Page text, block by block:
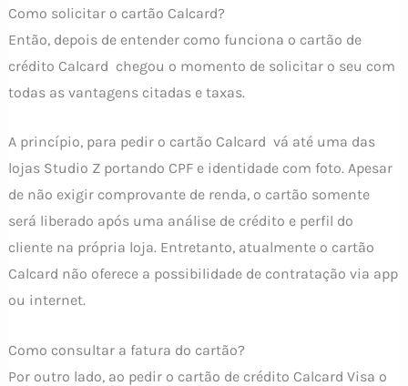
Como solicitar o cartão Calcard?
Então, depois de entender como funciona o cartão de
crédito Calcard chegou o momento de solicitar o seu com
todas as vantagens citadas e taxas.
A princípio, para pedir o cartão Calcard vá até uma das
lojas Studio Z portando CPF e identidade com foto. Apesar
de não exigir comprovante de renda, o cartão somente
será liberado após uma análise de crédito e perfil do
cliente na própria loja. Entretanto, atualmente o cartão
Calcard não oferece a possibilidade de contratação via app
ou internet.
Como consultar a fatura do cartão?
Por outro lado, ao pedir o cartão de crédito Calcard Visa o